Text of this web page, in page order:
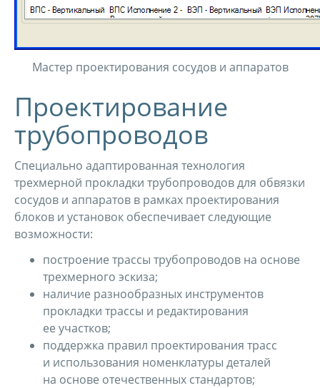
Мастер проектирования сосудов и аппаратов
Проектирование
трубопроводов
Специально адаптированная технология
трехмерной прокладки трубопроводов для обвязки
сосудов и аппаратов в рамках проектирования
блоков и установок обеспечивает следующие
возможности:
построение трассы трубопроводов на основе
трехмерного эскиза;
наличие разнообразных инструментов
прокладки трассы и редактирования
ее участков;
поддержка правил проектирования трасс
и использования номенклатуры деталей
на основе отечественных стандартов;